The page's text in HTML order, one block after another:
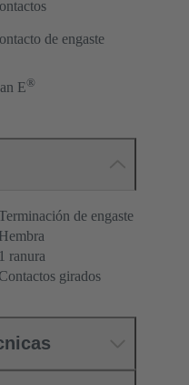
de engaste
E®
de engaste
Hembra
1 ranura
Contactos girados